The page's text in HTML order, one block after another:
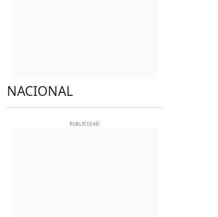
NACIONAL
PUBLICIDAD